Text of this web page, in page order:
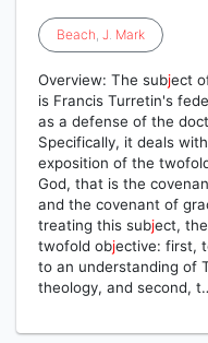
Beach, J. Mark
Overview: The subject
is Francis Turretin's
as a defense of the
Specifically, it deals
exposition of the
God, that is the
and the covenant of
treating this subject,
twofold objective: first,
to an understanding of
theology, and second,